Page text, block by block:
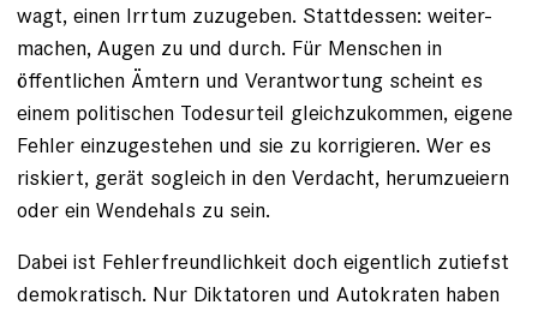
wagt, einen Irrtum zuzugeben. Stattdessen: weiter­
machen, Augen zu und durch. Für Menschen in
öffentlichen Ämtern und Verantwortung scheint es
einem politischen Todesurteil gleichzukommen, eigene
Fehler einzugestehen und sie zu korrigieren. Wer es
riskiert, gerät sogleich in den Verdacht, herumzueiern
oder ein Wendehals zu sein.
Dabei ist Fehlerfreundlichkeit doch eigentlich zutiefst
demokratisch. Nur Diktatoren und Autokraten haben